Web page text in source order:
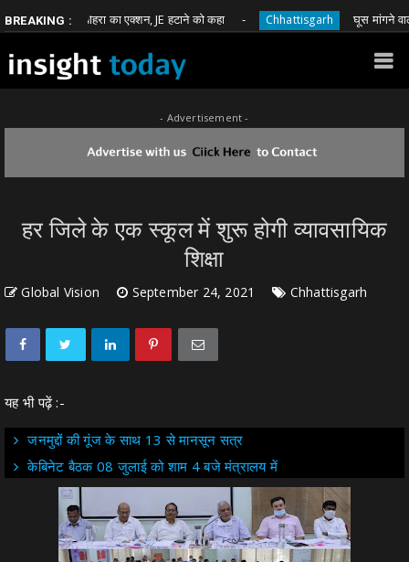
BREAKING :
बोहरा का एक्शन, JE हटाने को कहा Chhattisgarh घूस मांगने वाले आरक्षक
- Advertisement -
हर जिले के एक स्कूल में शुरू होगी व्यावसायिक
शिक्षा
Global Vision September 24, 2021 Chhattisgarh
यह भी पढ़ें :-
जनमुद्दों की गूंज के साथ 13 से मानसून सत्र
केबिनेट बैठक 08 जुलाई को शाम 4 बजे मंत्रालय में